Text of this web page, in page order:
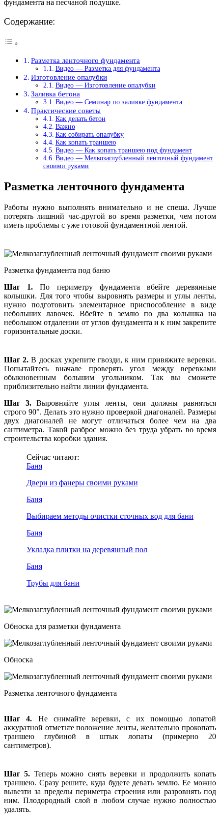
фундамента на песчаной подушке.
Содержание:
Разметка ленточного фундамента
Видео — Разметка для фундамента
Изготовление опалубки
Видео — Изготовление опалубки
Заливка бетона
Видео — Семинар по заливке фундамента
Практические советы
Как делать бетон
Важно
Как собирать опалубку
Как копать траншею
Видео — Как копать траншею под фундамент
Видео — Мелкозаглубленный ленточный фундамент
своими руками
Разметка ленточного фундамента
Работы нужно выполнять внимательно и не спеша. Лучше
потерять лишний час-другой во время разметки, чем потом
иметь проблемы с уже готовой фундаментной лентой.
Разметка фундамента под баню
Шаг 1. По периметру фундамента вбейте деревянные
колышки. Для того чтобы выровнять размеры и углы ленты,
нужно подготовить элементарное приспособление в виде
небольших лавочек. Вбейте в землю по два колышка на
небольшом отдалении от углов фундамента и к ним закрепите
горизонтальные доски.
Шаг 2. В досках укрепите гвозди, к ним привяжите веревки.
Попытайтесь вначале проверять угол между веревками
обыкновенным большим угольником. Так вы сможете
приблизительно найти линии фундамента.
Шаг 3.Выровняйте углы ленты, они должны равняться
строго 90°. Делать это нужно проверкой диагоналей. Размеры
двух диагоналей не могут отличаться более чем на два
сантиметра. Такой разброс можно без труда убрать во время
строительства коробки здания.
Сейчас читают:
Баня
Двери из фанеры своими руками
Баня
Выбираем методы очистки сточных вод для бани
Баня
Укладка плитки на деревянный пол
Баня
Трубы для бани
Обноска для разметки фундамента
Обноска
Разметка ленточного фундамента
Шаг 4. Не снимайте веревки, с их помощью лопатой
аккуратной отметьте положение ленты, желательно прокопать
траншею глубиной в штык лопаты (примерно 20
сантиметров).
Шаг 5. Теперь можно снять веревки и продолжить копать
траншею. Сразу решите, куда будете девать землю. Ее можно
вывезти за пределы периметра строения или разровнять под
ним. Плодородный слой в любом случае нужно полностью
удалять.